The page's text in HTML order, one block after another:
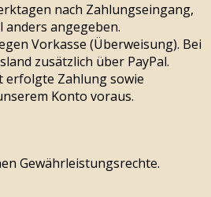
nach Zahlungseingang,
angegeben.
Vorkasse (Überweisung). Bei
zusätzlich über PayPal.
erfolgte Zahlung sowie
Konto voraus.
Gewährleistungsrechte.